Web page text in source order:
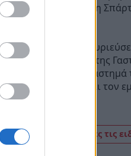
δικύκλου στη
«Δεν θα με
περιπτεράς της
ξανά το κατάστημά
επιθέσεις και τον
Δείτε όλες τις